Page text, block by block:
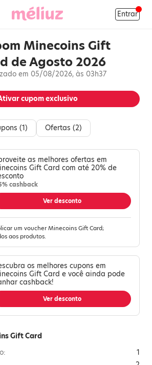
Entrar
Minecoins Gift
de Agosto 2026
em 05/08/2026, às 03h37
cupom exclusivo
(1) Ofertas (2)
as melhores ofertas em
Gift Card com até 20% de
cashback
Ver desconto
um voucher Minecoins Gift Card;
aos produtos.
os melhores cupons em
Gift Card e você ainda pode
cashback!
Ver desconto
Gift Card
1